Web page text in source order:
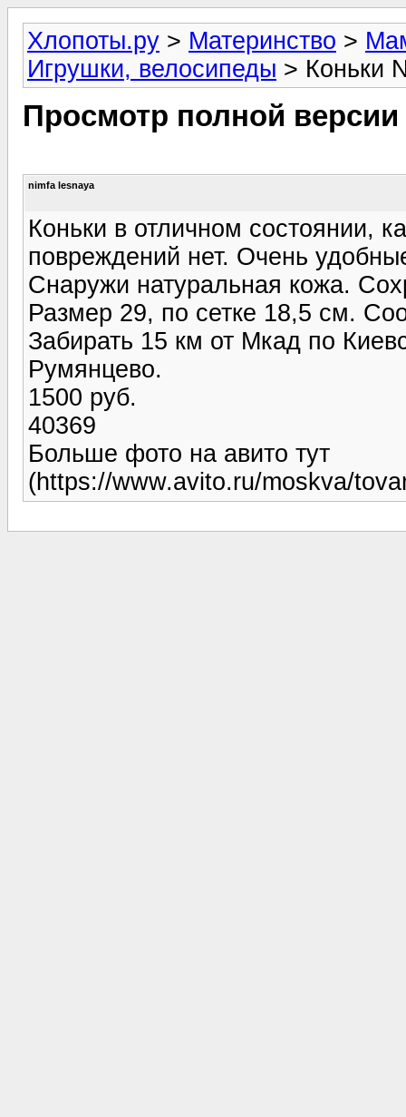
Хлопоты.ру > Материнство >
Игрушки, велосипеды > Коньки
Просмотр полной
nimfa lesnaya
Коньки в отличном состоянии,
повреждений нет. Очень
Снаружи натуральная кожа.
Размер 29, по сетке 18,5 см.
Забирать 15 км от Мкад по
Румянцево.
1500 руб.
40369
Больше фото на авито тут
(https://www.avito.ru/moskva/